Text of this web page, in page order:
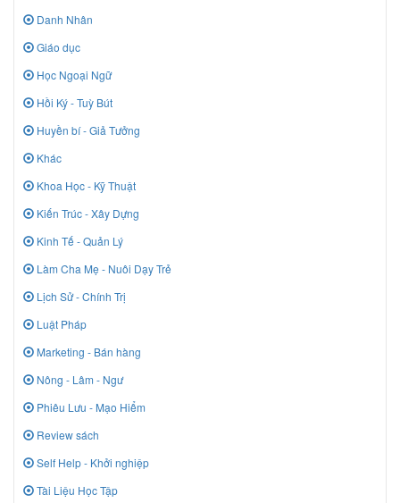
Danh Nhân
Giáo dục
Học Ngoại Ngữ
Hồi Ký - Tuỳ Bút
Huyền bí - Giả Tưởng
Khác
Khoa Học - Kỹ Thuật
Kiến Trúc - Xây Dựng
Kinh Tế - Quản Lý
Làm Cha Mẹ - Nuôi Dạy Trẻ
Lịch Sử - Chính Trị
Luật Pháp
Marketing - Bán hàng
Nông - Lâm - Ngư
Phiêu Lưu - Mạo Hiểm
Review sách
Self Help - Khởi nghiệp
Tài Liệu Học Tập